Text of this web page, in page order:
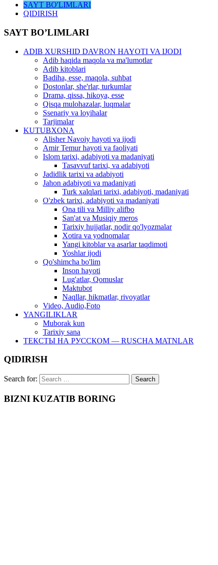
SAYT BO'LIMLARI
QIDIRISH
SAYT BO’LIMLARI
ADIB XURSHID DAVRON HAYOTI VA IJODI
Adib haqida maqola va ma'lumotlar
Adib kitoblari
Badiha, esse, maqola, suhbat
Dostonlar, she'rlar, turkumlar
Drama, qissa, hikoya, esse
Qisqa mulohazalar, luqmalar
Ssenariy va loyihalar
Tarjimalar
KUTUBXONA
Alisher Navoiy hayoti va ijodi
Amir Temur hayoti va faoliyati
Islom tarixi, adabiyoti va madaniyati
Tasavvuf tarixi, va adabiyoti
Jadidlik tarixi va adabiyoti
Jahon adabiyoti va madaniyati
Turk xalqlari tarixi, adabiyoti, madaniyati
O'zbek tarixi, adabiyoti va madaniyati
Ona tili va Milliy alifbo
San'at va Musiqiy meros
Tarixiy hujjatlar, nodir qo'lyozmalar
Xotira va yodnomalar
Yangi kitoblar va asarlar taqdimoti
Yoshlar ijodi
Qo'shimcha bo'lim
Inson hayoti
Lug'atlar, Qomuslar
Maktubot
Naqllar, hikmatlar, rivoyatlar
Video, Audio,Foto
YANGILIKLAR
Muborak kun
Tarixiy sana
ТЕКСТЫ НА РУССКОМ — RUSCHA MATNLAR
QIDIRISH
Search for:
BIZNI KUZATIB BORING